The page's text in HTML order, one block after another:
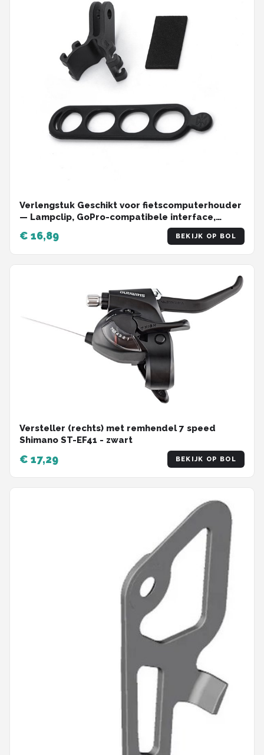
Verlengstuk Geschikt voor fietscomputerhouder
— Lampclip, GoPro-compatibele interface,
adapter Geschikt voor zaklamp / startnummer
— Fietsaccessoire
€ 16,89 BEKIJK OP BOL
Versteller (rechts) met remhendel 7 speed
Shimano ST-EF41 - zwart
€ 17,29 BEKIJK OP BOL